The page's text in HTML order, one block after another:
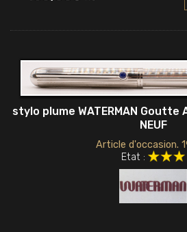
stylo plume WATERMAN Goutte
NEUF
Article d'occasion.
Etat :